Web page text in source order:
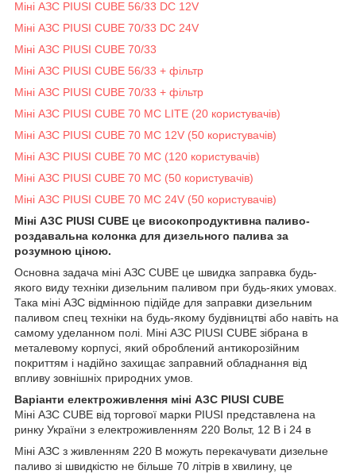
Міні АЗС PIUSI CUBE 56/33 DC 12V
Міні АЗС PIUSI CUBE 70/33 DC 24V
Міні АЗС PIUSI CUBE 70/33
Міні АЗС PIUSI CUBE 56/33 + фільтр
Міні АЗС PIUSI CUBE 70/33 + фільтр
Міні АЗС PIUSI CUBE 70 MC LITE (20 користувачів)
Міні АЗС PIUSI CUBE 70 MC 12V (50 користувачів)
Міні АЗС PIUSI CUBE 70 MC (120 користувачів)
Міні АЗС PIUSI CUBE 70 MC (50 користувачів)
Міні АЗС PIUSI CUBE 70 MC 24V (50 користувачів)
Міні АЗС PIUSI CUBE це високопродуктивна паливо-
роздавальна колонка для дизельного палива за
розумною ціною.
Основна задача міні АЗС CUBE це швидка заправка будь-
якого виду техніки дизельним паливом при будь-яких умовах.
Така міні АЗС відмінною підійде для заправки дизельним
паливом спец техніки на будь-якому будівництві або навіть на
самому уделанном полі. Міні АЗС PIUSI CUBE зібрана в
металевому корпусі, який оброблений антикорозійним
покриттям і надійно захищає заправний обладнання від
впливу зовнішніх природних умов.
Варіанти електроживлення міні АЗС PIUSI CUBE
Міні АЗС CUBE від торгової марки PIUSI представлена на
ринку України з електроживленням 220 Вольт, 12 В і 24 в
Міні АЗС з живленням 220 В можуть перекачувати дизельне
паливо зі швидкістю не більше 70 літрів в хвилину, це